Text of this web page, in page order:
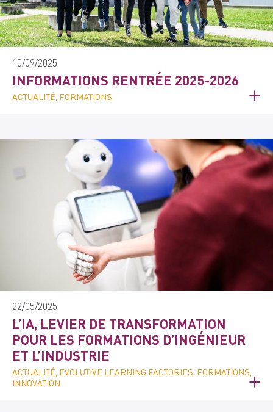
10/09/2025
INFORMATIONS RENTRÉE 2025-2026
ACTUALITÉ, FORMATIONS
22/05/2025
L’IA, LEVIER DE TRANSFORMATION
POUR LES FORMATIONS D’INGÉNIEUR
ET L’INDUSTRIE
ACTUALITÉ, EVOLUTIVE LEARNING FACTORIES, FORMATIONS,
INNOVATION